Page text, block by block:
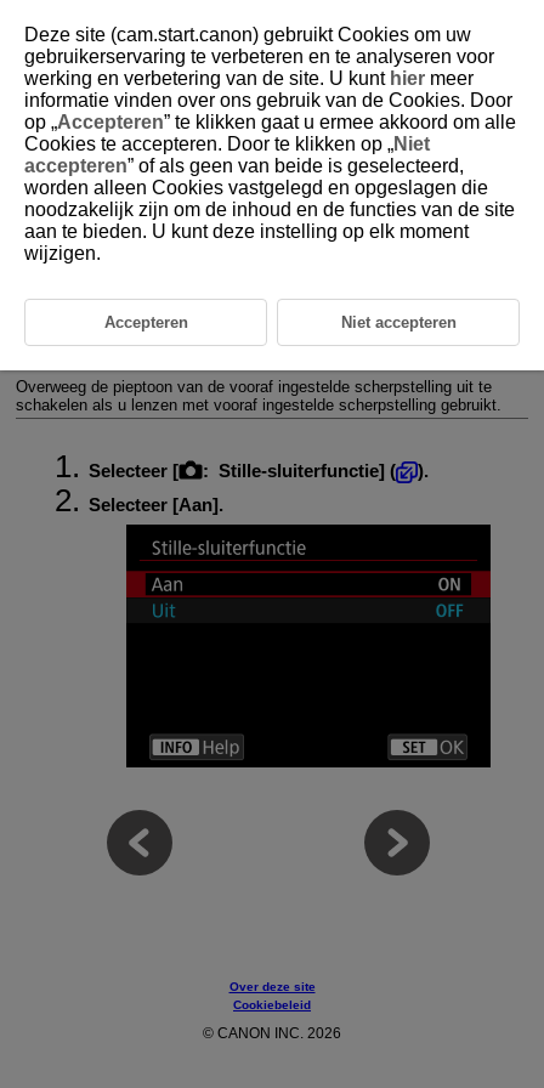
D388-098
Stille sluiterfunctie
Schakelt sluitergeluiden, bedieningsgeluid en verlichting zoals het AF-
hulplicht uit.
De volgende instellingen worden gebruikt en kunnen niet worden
gewijzigd.
Sluitergeluid, scherpstelpieptoon: alleen hoofdtelefoonuitvoer
Touchgeluiden, zelfontspannergeluiden: stil
Uitschak.
Overweeg de pieptoon van de vooraf ingestelde scherpstelling uit te
schakelen als u lenzen met vooraf ingestelde scherpstelling gebruikt.
Selecteer [ : Stille-sluiterfunctie] (
).
Selecteer [Aan].
Over deze site
Cookiebeleid
© CANON INC. 2026
Deze site (cam.start.canon) gebruikt Cookies om uw
gebruikerservaring te verbeteren en te analyseren voor
werking en verbetering van de site. U kunt hier meer
informatie vinden over ons gebruik van de Cookies. Door
op „Accepteren” te klikken gaat u ermee akkoord om alle
Cookies te accepteren. Door te klikken op „Niet
accepteren” of als geen van beide is geselecteerd,
worden alleen Cookies vastgelegd en opgeslagen die
noodzakelijk zijn om de inhoud en de functies van de site
aan te bieden. U kunt deze instelling op elk moment
wijzigen.
Accepteren Niet accepteren